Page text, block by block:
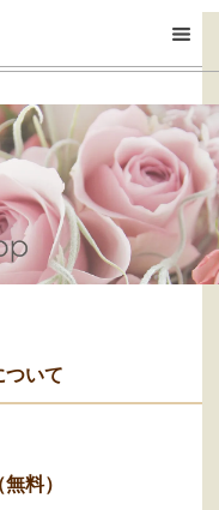
ついて
料）